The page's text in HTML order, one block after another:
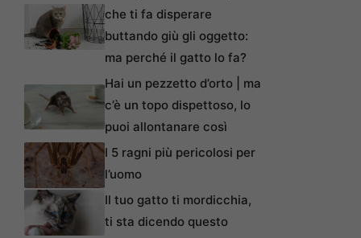
che ti fa disperare
buttando giù gli oggetto:
ma perché il gatto lo fa?
Hai un pezzetto d’orto | ma
c’è un topo dispettoso, lo
puoi allontanare così
I 5 ragni più pericolosi per
l’uomo
Il tuo gatto ti mordicchia,
ti sta dicendo questo